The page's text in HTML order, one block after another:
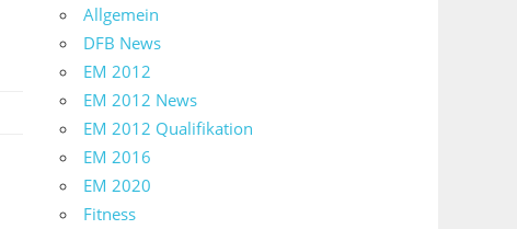
Allgemein
DFB News
EM 2012
EM 2012 News
EM 2012 Qualifikation
EM 2016
EM 2020
Fitness